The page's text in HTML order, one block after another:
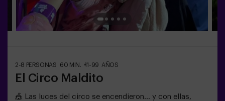
2-8 PERSONAS 60 MIN. 11-99 AÑOS
El Circo Maldito
🎪 Las luces del circo se encendieron… y con ellas,